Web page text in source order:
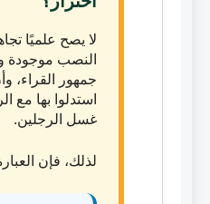
لا يصح علميًا
النصب موجودة
جمهور القراء،
استدلوا بها مع
غسل الرجلين.
لذلك، فإن